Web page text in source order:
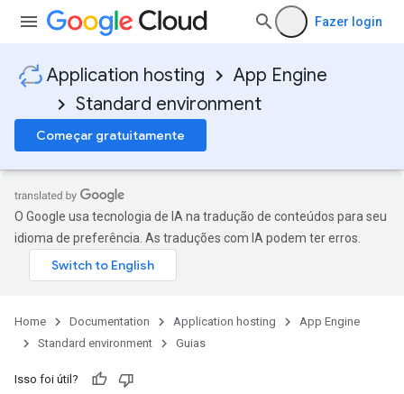
Fazer login
Application hosting
App Engine
Standard environment
Começar gratuitamente
O Google usa tecnologia de IA na tradução de conteúdos para seu
idioma de preferência. As traduções com IA podem ter erros.
Home Documentation Application hosting
App Engine
Standard environment
Guias
Isso foi útil?